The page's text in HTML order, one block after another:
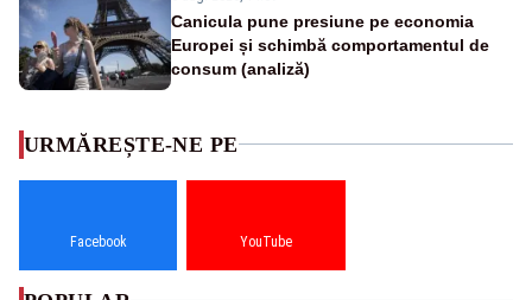
Canicula pune presiune pe economia
Europei și schimbă comportamentul de
consum (analiză)
URMĂREȘTE-NE PE
Facebook YouTube